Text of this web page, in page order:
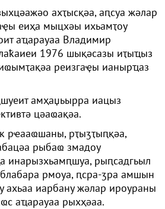
ахҭысқәа, аԥсуа жәлар
еиҳа мыцхәы ихьамҭоу
аҵарауаа Владимир
1976 шықәсазы иҭыҵыз
реизгаҿы ианырҵаз
амҳаџьырра иацыз
цәаҩақәа.
рҽааҩшаны, рҭыӡҭыԥқәа,
рыбаҩ змадоу
инарызхьамԥшуа, рыԥсадгьыл
рмоуа, ԥсра-ӡра амшын
ахьаа иарбану жәлар ироураны
аҵарауаа рыхҳәаа.